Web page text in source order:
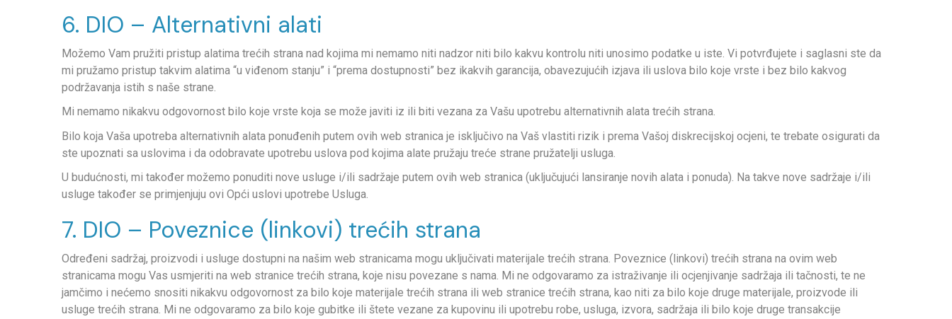
6. DIO – Alternativni alati
Možemo Vam pružiti pristup alatima trećih strana nad kojima mi nemamo niti nadzor niti bilo kakvu kontrolu niti unosimo podatke u iste. Vi potvrđujete i saglasni ste da
mi pružamo pristup takvim alatima “u viđenom stanju” i “prema dostupnosti” bez ikakvih garancija, obavezujućih izjava ili uslova bilo koje vrste i bez bilo kakvog
podržavanja istih s naše strane.
Mi nemamo nikakvu odgovornost bilo koje vrste koja se može javiti iz ili biti vezana za Vašu upotrebu alternativnih alata trećih strana.
Bilo koja Vaša upotreba alternativnih alata ponuđenih putem ovih web stranica je isključivo na Vaš vlastiti rizik i prema Vašoj diskrecijskoj ocjeni, te trebate osigurati da
ste upoznati sa uslovima i da odobravate upotrebu uslova pod kojima alate pružaju treće strane pružatelji usluga.
U budućnosti, mi također možemo ponuditi nove usluge i/ili sadržaje putem ovih web stranica (uključujući lansiranje novih alata i ponuda). Na takve nove sadržaje i/ili
usluge također se primjenjuju ovi Opći uslovi upotrebe Usluga.
7. DIO – Poveznice (linkovi) trećih strana
Određeni sadržaj, proizvodi i usluge dostupni na našim web stranicama mogu uključivati materijale trećih strana. Poveznice (linkovi) trećih strana na ovim web
stranicama mogu Vas usmjeriti na web stranice trećih strana, koje nisu povezane s nama. Mi ne odgovaramo za istraživanje ili ocjenjivanje sadržaja ili tačnosti, te ne
jamčimo i nećemo snositi nikakvu odgovornost za bilo koje materijale trećih strana ili web stranice trećih strana, kao niti za bilo koje druge materijale, proizvode ili
usluge trećih strana. Mi ne odgovaramo za bilo koje gubitke ili štete vezane za kupovinu ili upotrebu robe, usluga, izvora, sadržaja ili bilo koje druge transakcije